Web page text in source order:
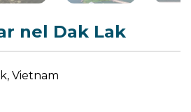
nel Dak Lak
Vietnam